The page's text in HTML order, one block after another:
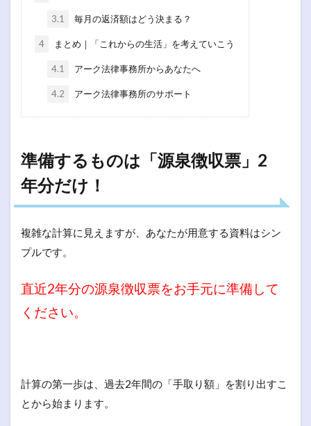
3.1 毎月の返済額はどう決まる？
4 まとめ｜「これからの生活」を考えていこう
4.1 アーク法律事務所からあなたへ
4.2 アーク法律事務所のサポート
準備するものは「源泉徴収票」2
年分だけ！
複雑な計算に見えますが、あなたが用意する資料はシン
プルです。
直近2年分の源泉徴収票をお手元に準備して
ください。
計算の第一歩は、過去2年間の「手取り額」を割り出すこ
とから始まります。